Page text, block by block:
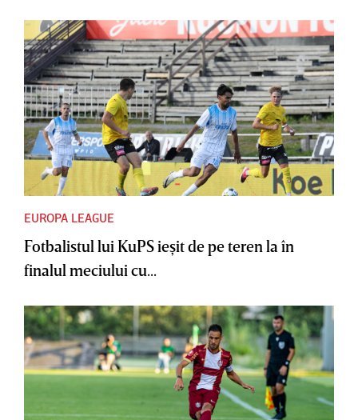
EUROPA LEAGUE
Fotbalistul lui KuPS ieşit de pe teren la în
finalul meciului cu...